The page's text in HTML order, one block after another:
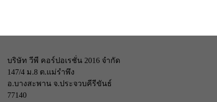
บริษัท วีพี คอร์ปอเรชั่น 2016 จำกัด
147/4 ม.8 ต.แม่รำพึง
อ.บางสะพาน จ.ประจวบคีรีขันธ์
77140